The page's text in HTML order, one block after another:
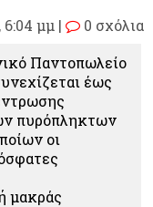
6:04 μμ |
0 σχόλια
Παντοπωλείο
έως
πυρόπληκτων
οι
μακράς